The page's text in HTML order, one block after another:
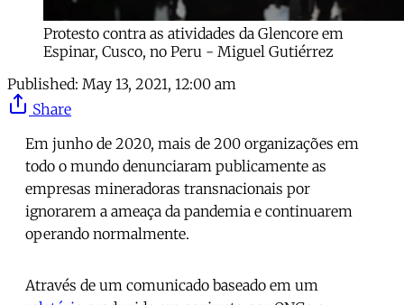
Protesto contra as atividades da Glencore em
Espinar, Cusco, no Peru - Miguel Gutiérrez
Published: May 13, 2021, 12:00 am
Share
Em junho de 2020, mais de 200 organizações em
todo o mundo denunciaram publicamente as
empresas mineradoras transnacionais por
ignorarem a ameaça da pandemia e continuarem
operando normalmente.
Através de um comunicado baseado em um